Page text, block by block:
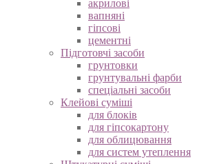
акрилові
вапняні
гіпсові
цементні
Підготовчі засоби
грунтовки
грунтувальні фарби
спеціальні засоби
Клейові суміші
для блоків
для гіпсокартону
для облицювання
для систем утеплення